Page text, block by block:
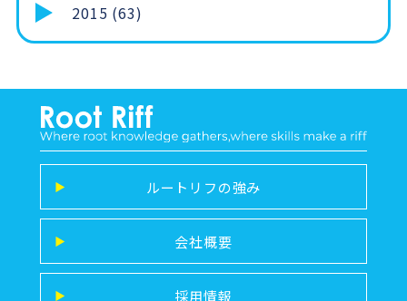
2015 (63)
▶ ルートリフの強み
▶ 会社概要
▶ 採用情報